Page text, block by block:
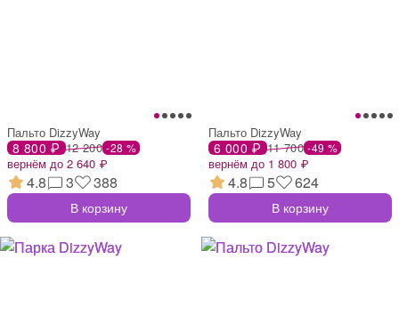
Пальто DizzyWay
8 800 ₽ 12 200 -28 %
вернём до 2 640 ₽
4.8 3 388
В корзину
Пальто DizzyWay
6 000 ₽ 11 700 -49 %
вернём до 1 800 ₽
4.8 5 624
В корзину